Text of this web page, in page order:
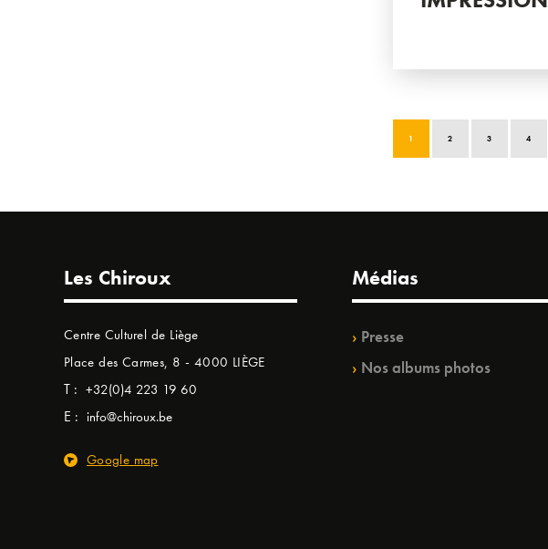
1 2 3 4
Les Chiroux
Centre Culturel de Liège
Place des Carmes, 8 - 4000 LIÈGE
T : +32(0)4 223 19 60
E : info@chiroux.be
Google map
Médias
Presse
Nos albums photos